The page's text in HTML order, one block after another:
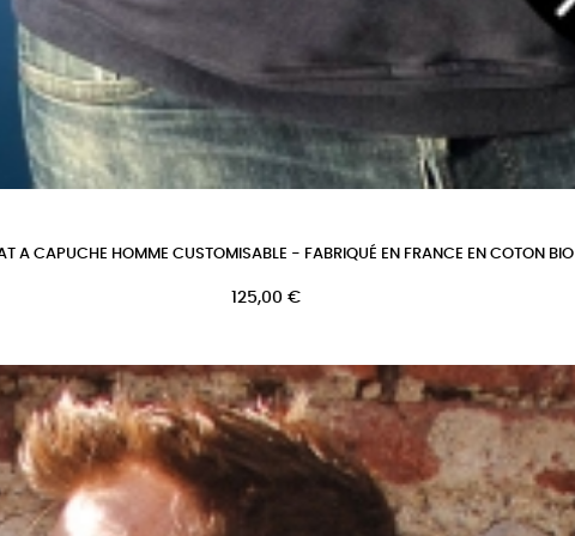
A CAPUCHE HOMME CUSTOMISABLE - FABRIQUÉ EN FRANCE EN COTON BIO
Prix
125,00 €